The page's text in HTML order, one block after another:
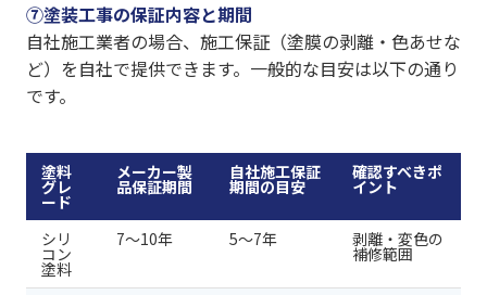
⑦塗装工事の保証内容と期間
自社施工業者の場合、施工保証（塗膜の剥離・色あせな
ど）を自社で提供できます。一般的な目安は以下の通り
です。
塗料
グレ
ード
メーカー製
品保証期間
自社施工保証
期間の目安
確認すべきポ
イント
シリ
コン
塗料
7〜10年 5〜7年 剥離・変色の
補修範囲